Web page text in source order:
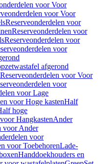
voor Voor
voor Voor
Reserveonderdelen voor
Reserveonderdelen voor
Reserveonderdelen voor
voor
afgerond
Reserveonderdelen voor Voor
voor
voor Lage
voor Hoge kastenHalf
hoge
HangkastenAnder
voor Ander
voor
voor ToebehorenLade-
Handdoekhouders en